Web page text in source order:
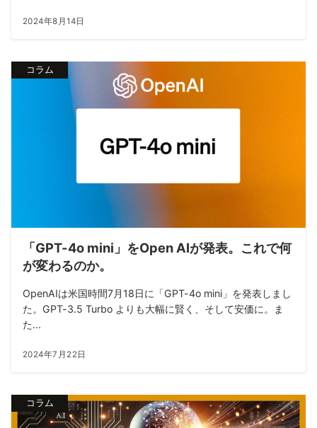
2024年8月14日
コラム
「GPT-4o mini」をOpen AIが発表。これで何
が変わるのか。
OpenAIは米国時間7月18日に「GPT-4o mini」を発表しまし
た。GPT-3.5 Turbo よりも大幅に賢く、そして安価に。ま
た...
2024年7月22日
コラム